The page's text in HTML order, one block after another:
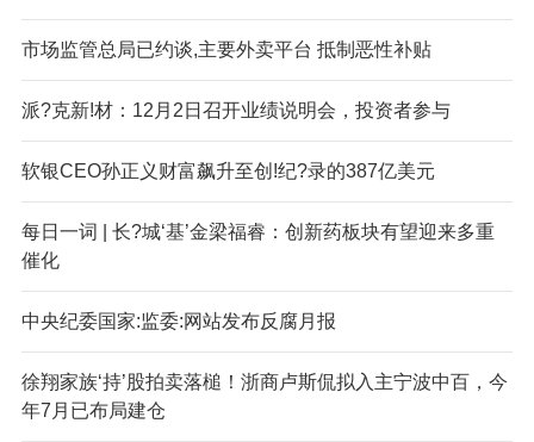
市场监管总局已约谈,主要外卖平台 抵制恶性补贴
派?克新!材：12月2日召开业绩说明会，投资者参与
软银CEO孙正义财富飙升至创!纪?录的387亿美元
每日一词 | 长?城‘基’金梁福睿：创新药板块有望迎来多重
催化
中央纪委国家:监委:网站发布反腐月报
徐翔家族‘持’股拍卖落槌！浙商卢斯侃拟入主宁波中百，今
年7月已布局建仓